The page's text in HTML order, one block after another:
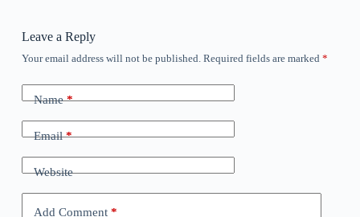
Leave a Reply
Your email address will not be published. Required fields are marked *
Name*
Email*
Website
Add Comment*